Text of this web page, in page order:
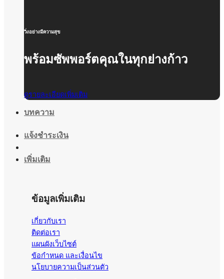
วิ่งอย่างมีความสุข
พร้อมซัพพอร์ตคุณในทุกย่างก้าว
ดูรายละเอียดเพิ่มเติม
บทความ
แจ้งชำระเงิน
เพิ่มเติม
ข้อมูลเพิ่มเติม
เกี่ยวกับเรา
ติดต่อเรา
แผนผังเว็บไซต์
ข้อกำหนด และเงื่อนไข
นโยบายความเป็นส่วนตัว